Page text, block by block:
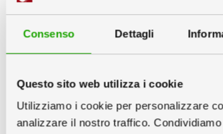
Consenso Dettagli
Questo sito web utilizza i cookie
Utilizziamo i cookie per personalizzare
analizzare il nostro traffico.
Servizi Grafici: